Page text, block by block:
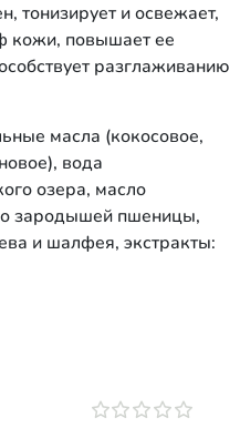
тонизирует и освежает,
кожи, повышает ее
разглаживанию
масла (кокосовое,
вода
озера, масло
зародышей пшеницы,
и шалфея, экстракты: